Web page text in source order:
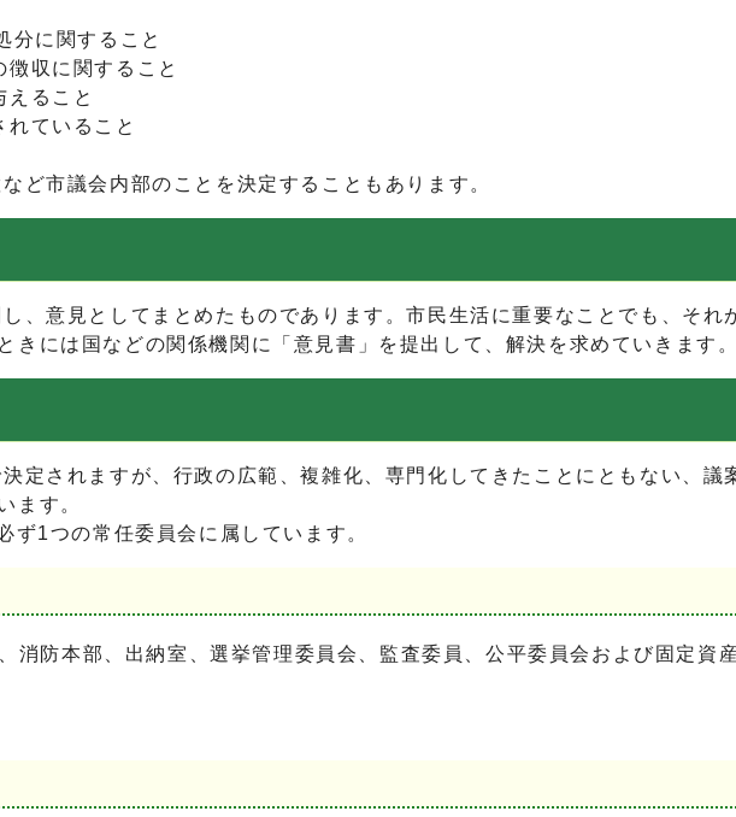
に関すること
収に関すること
ること
ていること
市議会内部のことを決定することもあります。
意見としてまとめたものであります。市民生活に重要なことでも、それ
には国などの関係機関に「意見書」を提出して、解決を求めていきます。
されますが、行政の広範、複雑化、専門化してきたことにともない、議
ます。
1つの常任委員会に属しています。
消防本部、出納室、選挙管理委員会、監査委員、公平委員会および固定資